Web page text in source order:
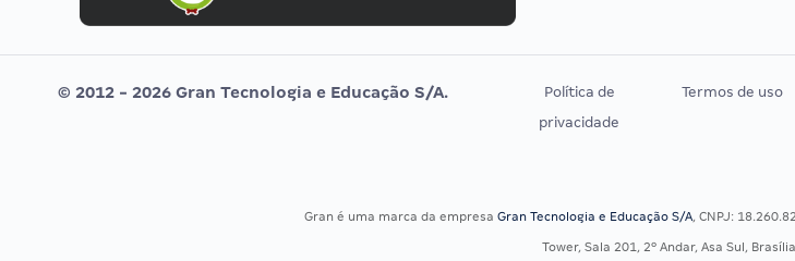
Uniase
Vunesp
© 2012 - 2026 Gran Tecnologia e Educação S/A.
Política de
privacidade
Termos de uso
Gran é uma marca da empresaGran Tecnologia e Educação S/A, CNPJ:
Tower, Sala 201, 2º Andar, Asa Sul,